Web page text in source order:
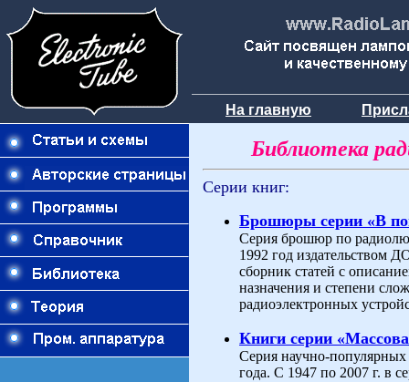
На главную
Библиотека
Серии книг:
Брошюры серии «В
Серия брошюр по
1992 год издательством
сборник статей с
назначения и степени
радиоэлектронных
Книги серии
Серия научно-
года. С 1947 по 2007 г. в